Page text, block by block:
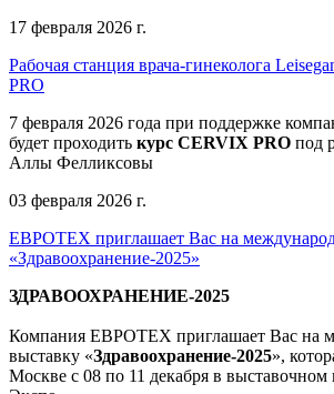
17 февраля 2026 г.
Рабочая станция врача-гинеколога
PRO
7 февраля 2026 года при поддержке
будет проходить курс CERVIX PRO под
Аллы Фелликсовы
03 февраля 2026 г.
ЕВРОТЕХ приглашает Вас на
«Здравоохранение-2025»
ЗДРАВООХРАНЕНИЕ-2025
Компания ЕВРОТЕХ приглашает Вас на
выставку «Здравоохранение-2025»,
Москве с 08 по 11 декабря в